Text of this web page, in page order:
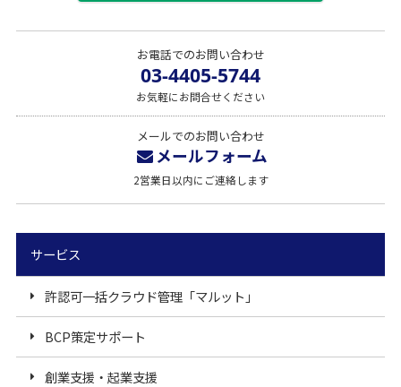
お電話でのお問い合わせ
03-4405-5744
お気軽にお問合せください
メールでのお問い合わせ
メールフォーム
2営業日以内にご連絡します
サービス
許認可一括クラウド管理「マルット」
BCP策定サポート
創業支援・起業支援